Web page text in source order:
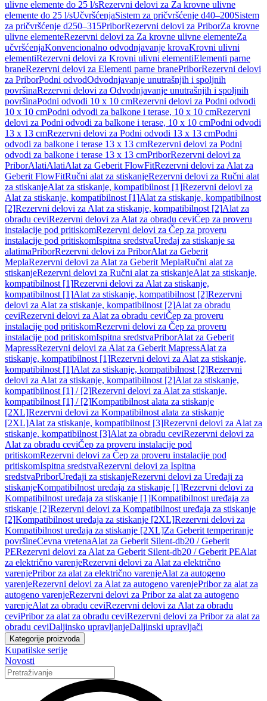
ulivne elemente do 25 l/sRezervni delovi za Za krovne ulivne
elemente do 25 l/sUčvršćenjaSistem za pričvršćenje d40–200Sistem
za pričvršćenje d250–315PriborRezervni delovi za PriborZa krovne
ulivne elementeRezervni delovi za Za krovne ulivne elementeZa
učvršćenjaKonvencionalno odvodnjavanje krovaKrovni ulivni
elementiRezervni delovi za Krovni ulivni elementiElementi parne
braneRezervni delovi za Elementi parne branePriborRezervni delovi
za PriborPodni odvodOdvodnjavanje unutrašnjih i spoljnih
površinaRezervni delovi za Odvodnjavanje unutrašnjih i spoljnih
površinaPodni odvodi 10 x 10 cmRezervni delovi za Podni odvodi
10 x 10 cmPodni odvodi za balkone i terase, 10 x 10 cmRezervni
delovi za Podni odvodi za balkone i terase, 10 x 10 cmPodni odvodi
13 x 13 cmRezervni delovi za Podni odvodi 13 x 13 cmPodni
odvodi za balkone i terase 13 x 13 cmRezervni delovi za Podni
odvodi za balkone i terase 13 x 13 cmPriborRezervni delovi za
PriborAlatiAlatiAlat za Geberit FlowFitRezervni delovi za Alat za
Geberit FlowFitRučni alat za stiskanjeRezervni delovi za Ručni alat
za stiskanjeAlat za stiskanje, kompatibilnost [1]Rezervni delovi za
Alat za stiskanje, kompatibilnost [1]Alat za stiskanje, kompatibilnost
[2]Rezervni delovi za Alat za stiskanje, kompatibilnost [2]Alat za
obradu ceviRezervni delovi za Alat za obradu ceviČep za proveru
instalacije pod pritiskomRezervni delovi za Čep za proveru
instalacije pod pritiskomIspitna sredstvaUređaj za stiskanje sa
alatimaPriborRezervni delovi za PriborAlat za Geberit
MeplaRezervni delovi za Alat za Geberit MeplaRučni alat za
stiskanjeRezervni delovi za Ručni alat za stiskanjeAlat za stiskanje,
kompatibilnost [1]Rezervni delovi za Alat za stiskanje,
kompatibilnost [1]Alat za stiskanje, kompatibilnost [2]Rezervni
delovi za Alat za stiskanje, kompatibilnost [2]Alat za obradu
ceviRezervni delovi za Alat za obradu ceviČep za proveru
instalacije pod pritiskomRezervni delovi za Čep za proveru
instalacije pod pritiskomIspitna sredstvaPriborAlat za Geberit
MapressRezervni delovi za Alat za Geberit MapressAlat za
stiskanje, kompatibilnost [1]Rezervni delovi za Alat za stiskanje,
kompatibilnost [1]Alat za stiskanje, kompatibilnost [2]Rezervni
delovi za Alat za stiskanje, kompatibilnost [2]Alat za stiskanje,
kompatibilnost [1] / [2]Rezervni delovi za Alat za stiskanje,
kompatibilnost [1] / [2]Kompatibilnost alata za stiskanje
[2XL]Rezervni delovi za Kompatibilnost alata za stiskanje
[2XL]Alat za stiskanje, kompatibilnost [3]Rezervni delovi za Alat za
stiskanje, kompatibilnost [3]Alat za obradu ceviRezervni delovi za
Alat za obradu ceviČep za proveru instalacije pod
pritiskomRezervni delovi za Čep za proveru instalacije pod
pritiskomIspitna sredstvaRezervni delovi za Ispitna
sredstvaPriborUređaji za stiskanjeRezervni delovi za Uređaji za
stiskanjeKompatibilnost uređaja za stiskanje [1]Rezervni delovi za
Kompatibilnost uređaja za stiskanje [1]Kompatibilnost uređaja za
stiskanje [2]Rezervni delovi za Kompatibilnost uređaja za stiskanje
[2]Kompatibilnost uređaja za stiskanje [2XL]Rezervni delovi za
Kompatibilnost uređaja za stiskanje [2XL]Za Geberit temperiranje
površineCevna vretenaAlat za Geberit Silent-db20 / Geberit
PERezervni delovi za Alat za Geberit Silent-db20 / Geberit PEAlat
za električno varenjeRezervni delovi za Alat za električno
varenjePribor za alat za električno varenjeAlat za autogeno
varenjeRezervni delovi za Alat za autogeno varenjePribor za alat za
autogeno varenjeRezervni delovi za Pribor za alat za autogeno
varenjeAlat za obradu ceviRezervni delovi za Alat za obradu
ceviPribor za alat za obradu ceviRezervni delovi za Pribor za alat za
obradu ceviDaljinsko upravljanjeDaljinski upravljači
Kategorije proizvoda
Kupatilske serije
Novosti